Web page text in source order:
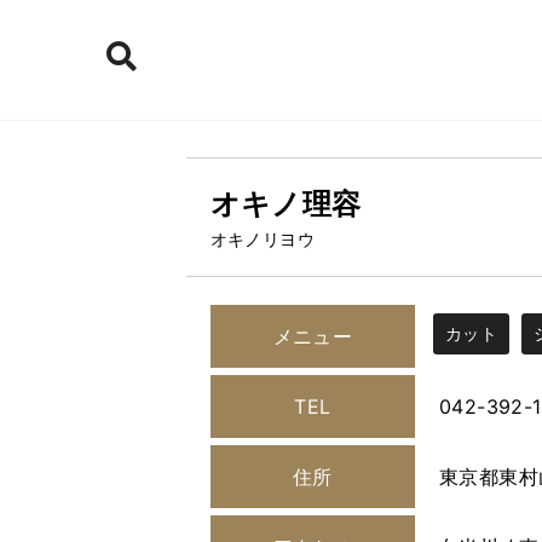
オキノ理容
オキノリヨウ
メニュー カット
TEL 042-392-
住所 東京都東